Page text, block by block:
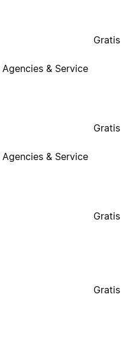
& Service
Gratis
& Service
Gratis
Gratis
Gratis